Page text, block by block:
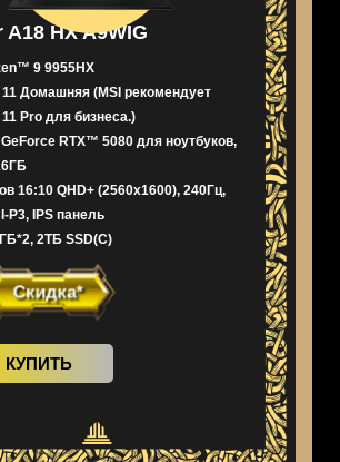
A18 HX A9WIG
9 9955HX
11 Домашняя (MSI рекомендует
Pro для бизнеса.)
RTX™ 5080 для ноутбуков,
16:10 QHD+ (2560x1600), 240Гц,
P3, IPS панель
2ТБ SSD(C)
Скидка*
КУПИТЬ